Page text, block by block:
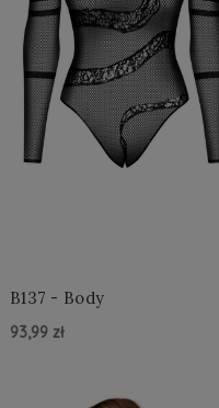
B137 - Body
93,99 zł